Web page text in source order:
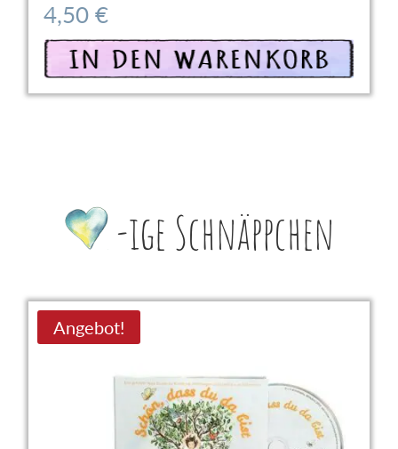
4,50 €
In den Warenkorb
-ige Schnäppchen
Angebot!